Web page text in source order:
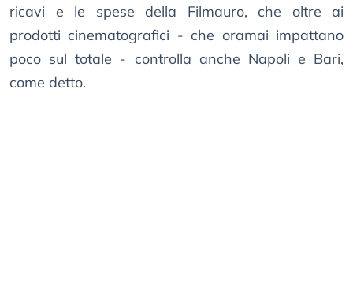
ricavi e le spese della Filmauro, che oltre ai
prodotti cinematografici - che oramai impattano
poco sul totale - controlla anche Napoli e Bari,
come detto.